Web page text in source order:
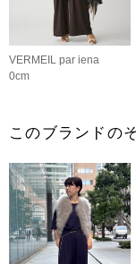
VERMEIL par iena
0cm
このブランドの